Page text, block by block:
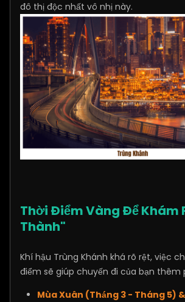
đô thị độc nhất vô nhị này.
Thời Điểm Vàng Để Khám
Thành"
Khí hậu Trùng Khánh khá rõ rệt, việc
điểm sẽ giúp chuyến đi của bạn thêm
Mùa Xuân (Thá́ng 3 - Tháng 5)